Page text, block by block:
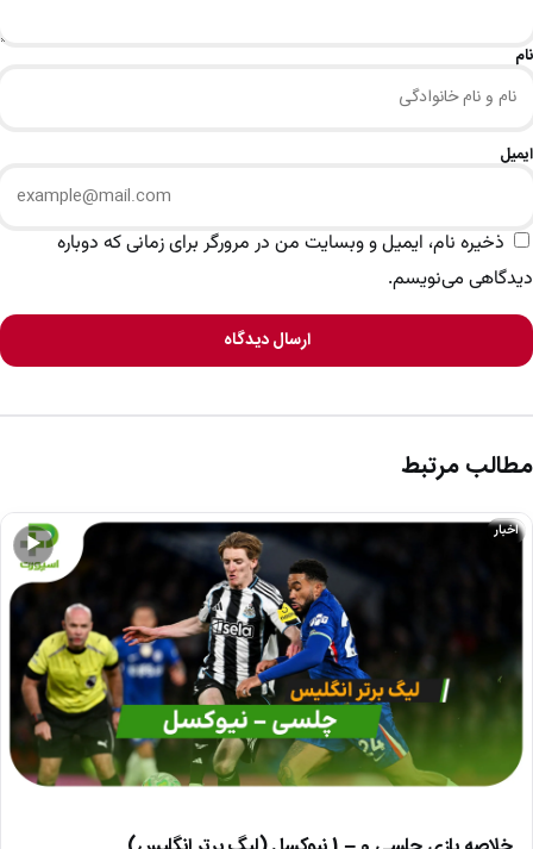
نام
ایمیل
ذخیره نام، ایمیل و وبسایت من در مرورگر برای زمانی که دوباره
دیدگاهی می‌نویسم.
ارسال دیدگاه
مطالب مرتبط
▶
اخبار